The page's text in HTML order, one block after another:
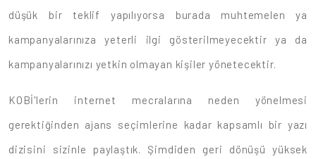
düşük bir teklif yapılıyorsa burada muhtemelen ya
kampanyalarınıza yeterli ilgi gösterilmeyecektir ya da
kampanyalarınızı yetkin olmayan kişiler yönetecektir.
KOBİ'lerin internet mecralarına neden yönelmesi
gerektiğinden ajans seçimlerine kadar kapsamlı bir yazı
dizisini sizinle paylaştık. Şimdiden geri dönüşü yüksek